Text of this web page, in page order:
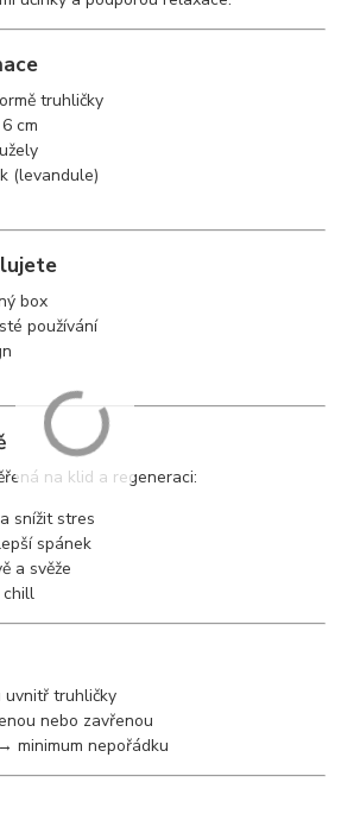
truhličky
cm
(levandule)
box
používání
na klid a regeneraci:
snížit stres
spánek
a svěže
chill
uvnitř truhličky
nebo zavřenou
minimum nepořádku